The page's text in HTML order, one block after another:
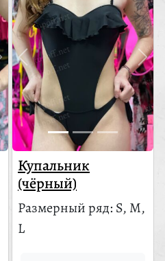
Купальник
(чёрный)
Размерный ряд: S, M,
L